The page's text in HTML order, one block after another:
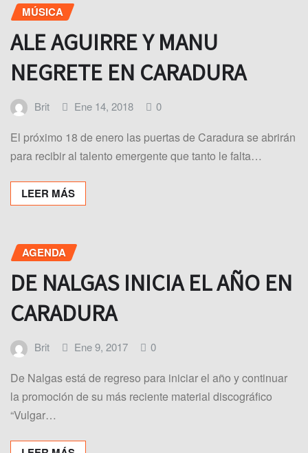
MÚSICA
ALE AGUIRRE Y MANU
NEGRETE EN CARADURA
Brit Ene 14, 2018 0
El próximo 18 de enero las puertas de Caradura se abrirán
para recibir al talento emergente que tanto le falta…
LEER MÁS
AGENDA
DE NALGAS INICIA EL AÑO EN
CARADURA
Brit Ene 9, 2017 0
De Nalgas está de regreso para iniciar el año y continuar
la promoción de su más reciente material discográfico
“Vulgar…